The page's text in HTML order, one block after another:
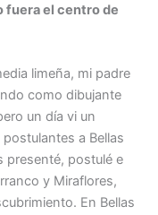
fuera el centro de
limeña, mi padre
como dibujante
un día vi un
a Bellas
presenté, postulé e
y Miraflores,
En Bellas